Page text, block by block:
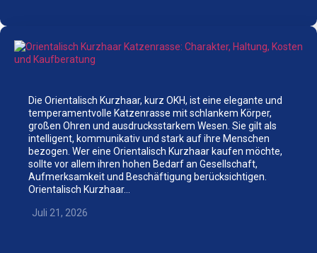
Die Orientalisch Kurzhaar, kurz OKH, ist eine elegante und
temperamentvolle Katzenrasse mit schlankem Körper,
großen Ohren und ausdrucksstarkem Wesen. Sie gilt als
intelligent, kommunikativ und stark auf ihre Menschen
bezogen. Wer eine Orientalisch Kurzhaar kaufen möchte,
sollte vor allem ihren hohen Bedarf an Gesellschaft,
Aufmerksamkeit und Beschäftigung berücksichtigen.
Orientalisch Kurzhaar…
Juli 21, 2026